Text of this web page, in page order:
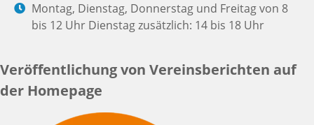
Montag, Dienstag, Donnerstag und Freitag von 8
bis 12 Uhr Dienstag zusätzlich: 14 bis 18 Uhr
Veröffentlichung von Vereinsberichten auf
der Homepage